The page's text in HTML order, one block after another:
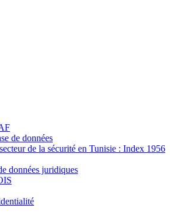
de données
de la sécurité en Tunisie : Index 1956
données juridiques